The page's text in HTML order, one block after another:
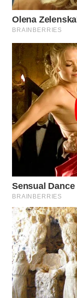
Wahana
Media
Group
WAHANA
NEWS
WAHANA
TANI
WAHANA
ADVOKAT
WAHANA
INFRASTRUKTUR
WAHANA
KONSUMEN
WAHANA
LISTRIK
WAHANA
TRAVEL